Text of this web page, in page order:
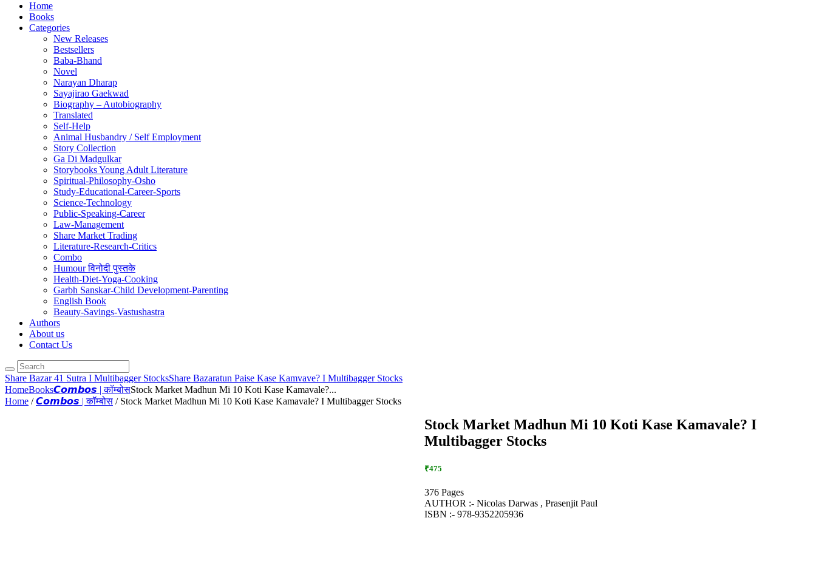
Home
Books
Categories
New Releases
Bestsellers
Baba-Bhand
Novel
Narayan Dharap
Sayajirao Gaekwad
Biography – Autobiography
Translated
Self-Help
Animal Husbandry / Self Employment
Story Collection
Ga Di Madgulkar
Storybooks Young Adult Literature
Spiritual-Philosophy-Osho
Study-Educational-Career-Sports
Science-Technology
Public-Speaking-Career
Law-Management
Share Market Trading
Literature-Research-Critics
Combo
Humour विनोदी पुस्तके
Health-Diet-Yoga-Cooking
Garbh Sanskar-Child Development-Parenting
English Book
Beauty-Savings-Vastushastra
Authors
About us
Contact Us
Share Bazar 41 Sutra I Multibagger StocksShare Bazaratun Paise Kase Kamvave? I Multibagger Stocks
HomeBooks𝘾𝙤𝙢𝙗𝙤𝙨 | कॉम्बोसStock Market Madhun Mi 10 Koti Kase Kamavale?...
Home /𝘾𝙤𝙢𝙗𝙤𝙨 | कॉम्बोस / Stock Market Madhun Mi 10 Koti Kase Kamavale? I Multibagger Stocks
Stock Market Madhun Mi 10 Koti Kase Kamavale? I
Multibagger Stocks
₹475
376 Pages
AUTHOR :- Nicolas Darwas , Prasenjit Paul
ISBN :- 978-9352205936